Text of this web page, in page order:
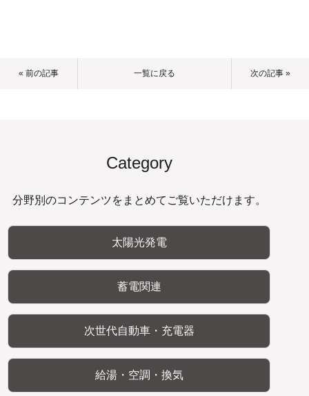
« 前の記事 一覧に戻る 次の記事 »
Category
分野別のコンテンツをまとめてご覧いただけます。
太陽光発電
蓄電関連
次世代自動車・充電器
給湯・空調・換気